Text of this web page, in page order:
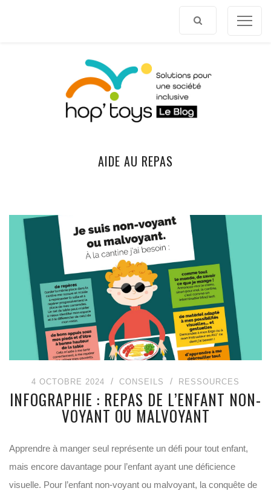
AIDE AU REPAS
4 OCTOBRE 2024 CONSEILS RESSOURCES
INFOGRAPHIE : REPAS DE L’ENFANT NON-
VOYANT OU MALVOYANT
Apprendre à manger seul représente un défi pour tout enfant,
mais encore davantage pour l’enfant ayant une déficience
visuelle. Pour l’enfant non-voyant ou malvoyant, la conquête de